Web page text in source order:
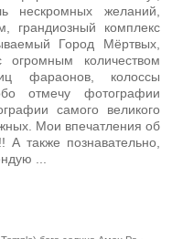
нескромных желаний,
грандиозный комплекс
Город Мёртвых,
количеством
фараонов, колоссы
отмечу фотографии
самого великого
Мои впечатления об
А также познавательно,
...